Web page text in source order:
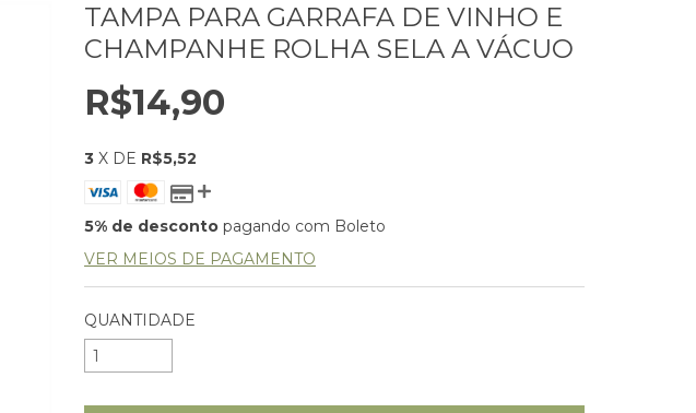
TAMPA PARA GARRAFA DE VINHO E
CHAMPANHE ROLHA SELA A VÁCUO
R$14,90
3 X DE R$5,52
5% de desconto pagando com Boleto
VER MEIOS DE PAGAMENTO
QUANTIDADE